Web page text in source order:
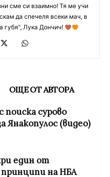
сме си взаимно! Тя ме учи
да спечеля всеки мач, в
губя", Лука Дончич!
ОЩЕ ОТ АВТОРА
поиска сурово
Янакопулос (видео)
един от
на НБА